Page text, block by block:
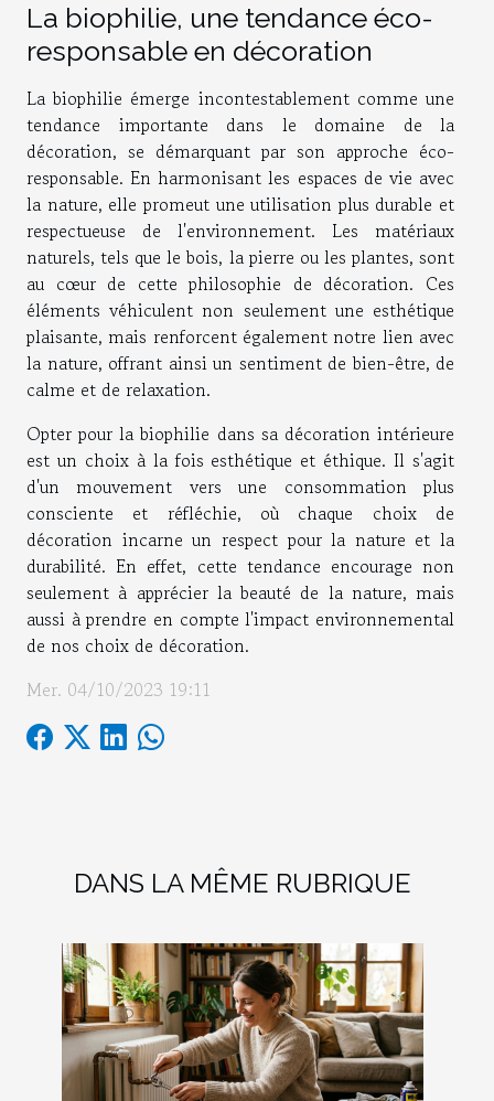
La biophilie, une tendance éco-
responsable en décoration
La biophilie émerge incontestablement comme une
tendance importante dans le domaine de la
décoration, se démarquant par son approche éco-
responsable. En harmonisant les espaces de vie avec
la nature, elle promeut une utilisation plus durable et
respectueuse de l'environnement. Les matériaux
naturels, tels que le bois, la pierre ou les plantes, sont
au cœur de cette philosophie de décoration. Ces
éléments véhiculent non seulement une esthétique
plaisante, mais renforcent également notre lien avec
la nature, offrant ainsi un sentiment de bien-être, de
calme et de relaxation.
Opter pour la biophilie dans sa décoration intérieure
est un choix à la fois esthétique et éthique. Il s'agit
d'un mouvement vers une consommation plus
consciente et réfléchie, où chaque choix de
décoration incarne un respect pour la nature et la
durabilité. En effet, cette tendance encourage non
seulement à apprécier la beauté de la nature, mais
aussi à prendre en compte l'impact environnemental
de nos choix de décoration.
Mer. 04/10/2023 19:11
DANS LA MÊME RUBRIQUE